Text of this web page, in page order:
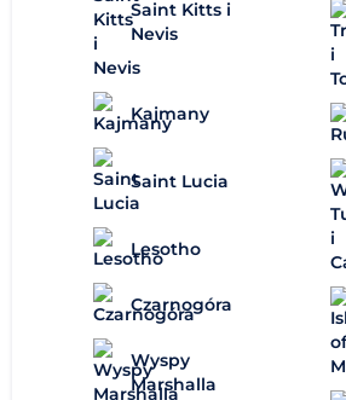
Saint Kitts i
Nevis
Kajmany
Saint Lucia
Lesotho
Czarnogóra
Wyspy
Marshalla